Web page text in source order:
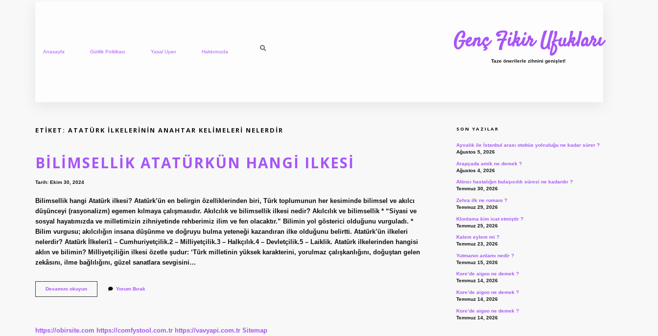
Anasayfa Gizlilik Politikası Yasal Uyarı Hakkımızda Genç Fikir Ufukları
Taze önerilerle zihnini genişlet!
ETIKET: ATATÜRK ILKELERININ ANAHTAR KELIMELERI NELERDIR
BILIMSELLIK ATATÜRKÜN HANGI ILKESI
Tarih: Ekim 30, 2024
Bilimsellik hangi Atatürk ilkesi? Atatürk’ün en belirgin özelliklerinden biri, Türk toplumunun her kesiminde bilimsel ve akılcı
düşünceyi (rasyonalizm) egemen kılmaya çalışmasıdır. Akılcılık ve bilimsellik ilkesi nedir? Akılcılık ve bilimsellik * “Siyasi ve
sosyal hayatımızda ve milletimizin zihniyetinde rehberimiz ilim ve fen olacaktır.” Bilimin yol gösterici olduğunu vurguladı. *
Bilim vurgusu; akılcılığın insana düşünme ve doğruyu bulma yeteneği kazandıran ilke olduğunu belirtti. Atatürk’ün ilkeleri
nelerdir? Atatürk İlkeleri1 – Cumhuriyetçilik.2 – Milliyetçilik.3 – Halkçılık.4 – Devletçilik.5 – Laiklik. Atatürk ilkelerinden hangisi
aklın ve bilimin? Milliyetçiliğin ilkesi özetle şudur: ‘Türk milletinin yüksek karakterini, yorulmaz çalışkanlığını, doğuştan gelen
zekâsını, ilme bağlılığını, güzel sanatlara sevgisini…
Devamını okuyunBilimsellik
Atatürkün
Yorum Bırak
https://obirsite.com https://comfystool.com.tr https://vavyapi.com.tr Sitemap
SON YAZILAR
Ayvalık ile İstanbul arası otobüs yolculuğu ne kadar sürer ?
Ağustos 5, 2026
Arapçada amik ne demek ?
Ağustos 4, 2026
Altıncı hastalığın bulaşıcılık süresi ne kadardır ?
Temmuz 30, 2026
Zehra ilk ne romanı ?
Temmuz 29, 2026
Klonlama kim icat etmiştir ?
Temmuz 25, 2026
Kalem eylem mi ?
Temmuz 23, 2026
Yutmanın anlamı nedir ?
Temmuz 15, 2026
Kore’de aigoo ne demek ?
Temmuz 14, 2026
Kore’de aigoo ne demek ?
Temmuz 14, 2026
Kore’de aigoo ne demek ?
Temmuz 14, 2026